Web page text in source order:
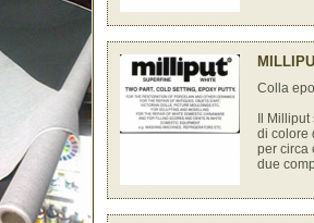
Colla
Il
di colore
per circa
due